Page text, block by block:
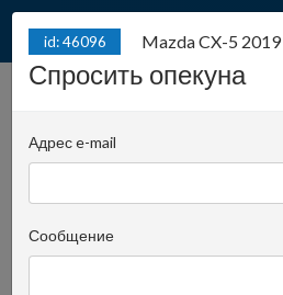
Позиция:1245
Krzysztof Pomorski
id: 46096 Mazda CX-5 2019
Спросить опекуна
Адрес e-mail
Сообщение